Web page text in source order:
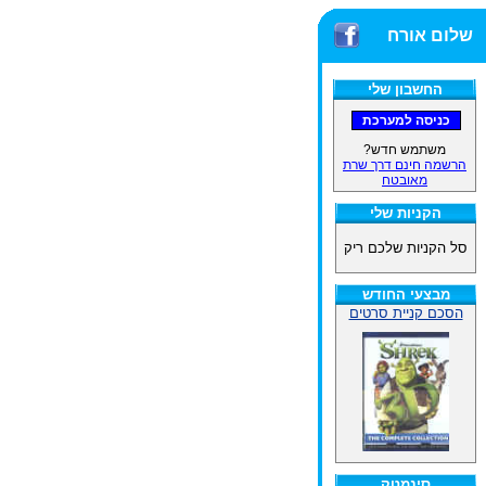
שלום אורח
החשבון שלי
משתמש חדש?
הרשמה חינם דרך שרת
מאובטח
הקניות שלי
סל הקניות שלכם ריק
מבצעי החודש
הסכם קניית סרטים